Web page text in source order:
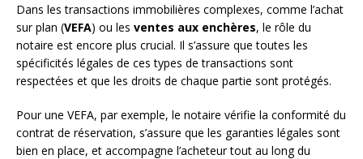
Dans les transactions immobilières complexes, comme l’achat
sur plan (VEFA) ou les ventes aux enchères, le rôle du
notaire est encore plus crucial. Il s’assure que toutes les
spécificités légales de ces types de transactions sont
respectées et que les droits de chaque partie sont protégés.
Pour une VEFA, par exemple, le notaire vérifie la conformité du
contrat de réservation, s’assure que les garanties légales sont
bien en place, et accompagne l’acheteur tout au long du